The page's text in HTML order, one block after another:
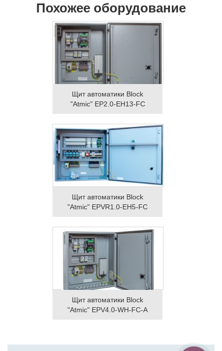
Похожее оборудование
Щит автоматики Block
"Atmic" EP2.0-EH13-FC
Щит автоматики Block
"Atmic" EPVR1.0-EH5-FC
Щит автоматики Block
"Atmic" EPV4.0-WH-FC-A